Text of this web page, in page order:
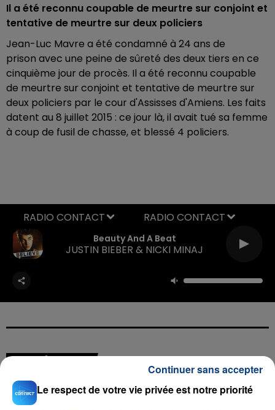
Il a été reconnu coupable de meurtre sur conjoint et
tentative de meurtre sur deux policiers
Jean-Luc Mavre a été condamné à 24 ans de
prison avec une peine de sûreté des deux tiers en ce
cinquième jour de procès. Il a été reconnu coupable
de meurtre sur conjoint et tentative de meurtre sur
deux policiers par le cour d'Assisses d'Amiens. Les faits
datent au 8 juillet 2015 : ce jour là, il avait tué sa femme
à coup de fusil de chasse, et blessé 4 policiers.
Beauty And A Beat
JUSTIN BIEBER & NICKI MINAJ
RADIO CONTACT
FIL D'ACTU
Le respect de votre vie privée est notre priorité
Continuer sans accepter